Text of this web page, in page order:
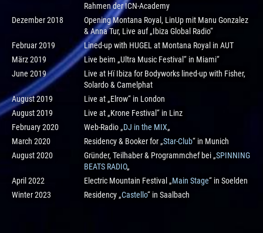
Rahmen der ICN-Academy
Dezember 2018
Opening Montana Royal, LinUp mit Manu Gonzalez
& Anna Tur, Live auf „Ibiza Global Radio“
Februar 2019
Lined-up with HUGEL at Montana Royal in AUT
März 2019
Live beim „Ultra Music Festival“ in Miami“
June 2019
Live at Hï Ibiza for Bodyworks lined-up with Fisher,
Solardo & Camelphat
August 2019
Live at „Elrow“ in London
August 2019
Live at „Krone Festival“ in Linz
February 2020
Web-Radio „DJ in the MIX„
March 2020
Residency & Booker for „Star-Club“ in Munich
August 2020
Gründer, Teilhaber & Programmchef bei „SPINNING
BEATS RADIO„
April 2022
Electric Mountain Festival „Main Stage“ in Soelden
Winter 2023
Residency „Castello“ in Saalbach